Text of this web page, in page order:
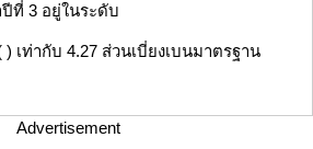
ที่ 3 อยู่ในระดับ
เท่ากับ 4.27 ส่วนเบี่ยงเบนมาตรฐาน
Advertisement